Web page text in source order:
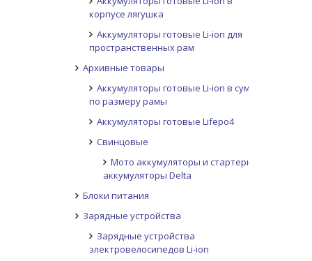
корпусе лягушка
Аккумуляторы готовые Li-ion для
пространственных рам
Архивные товары
Аккумуляторы готовые Li-ion в сумке
по размеру рамы
Аккумуляторы готовые Lifepo4
Свинцовые
Мото аккумуляторы и стартерные
аккумуляторы Delta
Блоки питания
Зарядные устройства
Зарядные устройства
электровелосипедов Li-ion